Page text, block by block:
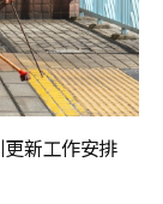
新工作安排